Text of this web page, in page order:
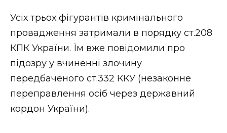
Усіх трьох фігурантів кримінального
провадження затримали в порядку ст.208
КПК України. Їм вже повідомили про
підозру у вчиненні злочину
передбаченого ст.332 ККУ (незаконне
переправлення осіб через державний
кордон України).